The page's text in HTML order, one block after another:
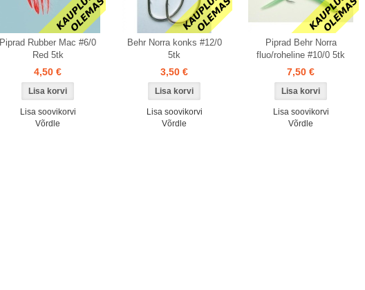
Piprad Rubber Mac #6/0
Red 5tk
4,50 €
Lisa soovikorvi
Võrdle
Behr Norra konks #12/0
5tk
3,50 €
Lisa soovikorvi
Võrdle
Piprad Behr Norra
fluo/roheline #10/0 5tk
7,50 €
Lisa soovikorvi
Võrdle